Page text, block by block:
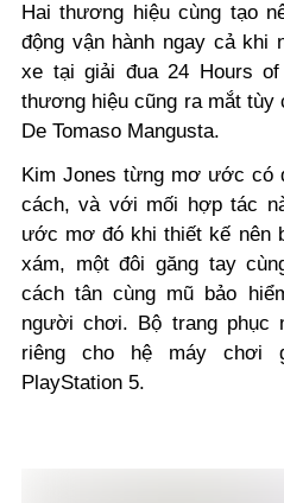
Hai thương hiệu cùng tạo
động vận hành ngay cả khi
xe tại giải đua 24 Hours
thương hiệu cũng ra mắt
De Tomaso Mangusta.
Kim Jones từng mơ ước có
cách, và với mối hợp tác
ước mơ đó khi thiết kế nên
xám, một đôi găng tay
cách tân cùng mũ bảo
người chơi. Bộ trang phục
riêng cho hệ máy chơi
PlayStation 5.